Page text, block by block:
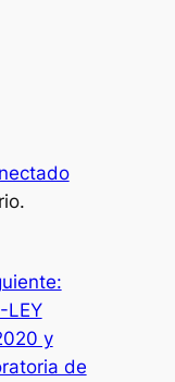
LEY
y
de